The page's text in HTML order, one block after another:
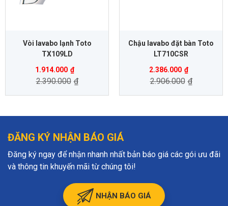
Vòi lavabo lạnh Toto
TX109LD
1.914.000 ₫
2.390.000 ₫
Chậu lavabo đặt bàn Toto
LT710CSR
2.386.000 ₫
2.906.000 ₫
ĐĂNG KÝ NHẬN BÁO GIÁ
Đăng ký ngay để nhận nhanh nhất bản báo giá các gói ưu đãi
và thông tin khuyến mãi từ chúng tôi!
NHẬN BÁO GIÁ